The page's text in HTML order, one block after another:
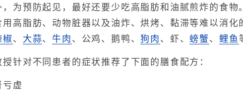
预防起见，最好还要少吃高脂肪和油腻煎炸的食物
用高脂肪、动物脏器以及油炸、烘烤、黏滞等难以消
椒 、 大蒜、 牛肉 、公鸡、鹅鸭、 狗肉 、虾、螃蟹、 鲤鱼
对不同患者的症状推荐了下面的膳食配方：
虚